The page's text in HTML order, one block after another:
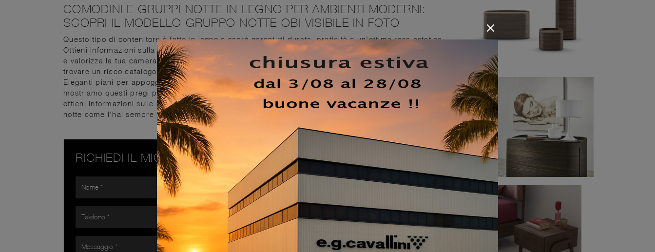
COMODINI E GRUPPI NOTTE IN LEGNO PER AMBIENTI MODERNI:
SCOPRI IL MODELLO GRUPPO NOTTE OBI VISIBILE IN FOTO
Questo tipo di contenitore è fatto in legno e saprà garantirti durata, praticità e un'ottima resa estetica.
Ottieni informazioni sulla nostra linea di Comodini, comò e settimini moderni dell'azienda Poltrona Frau
e valorizza la tua camera da letto con il gruppo notte che hai sempre sognato. Nel nostro sito potrai
trovare un ricco catalogo di mobili e oggetti accessori per la zona notte, tra cui anche il modello in foto.
Eleganti piani per appoggiare, strutture resistenti, superficie per contenere: nei Comodini moderni che
mostriamo questi pregi principali sono assicurati.
Gruppo Notte Obi di Poltrona Frau
: contattaci e
ottieni informazioni sulle migliori soluzioni di Arredamento Casa disponibili da noi e arreda la tua zona
notte come l'hai sempre sognata.
RICHIEDI IL MIGLIOR PREZZO